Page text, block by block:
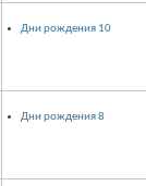
Дни рождения 10
Дни рождения 8